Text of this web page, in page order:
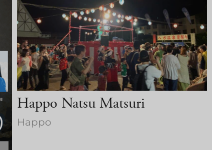
Happo Natsu Matsuri
Happo